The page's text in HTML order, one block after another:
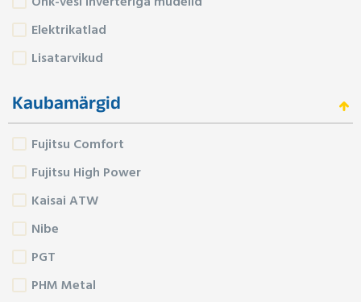
Elektrikatlad
Lisatarvikud
Kaubamärgid
Fujitsu Comfort
Fujitsu High Power
Kaisai ATW
Nibe
PGT
PHM Metal